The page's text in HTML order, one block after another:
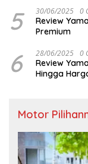
5 30/06/2025 0
Review
Premium
6 28/06/2025 0
Review
Hingga
Motor